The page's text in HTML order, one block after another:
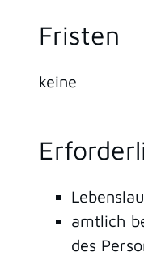
Fristen
keine
amtlich
des